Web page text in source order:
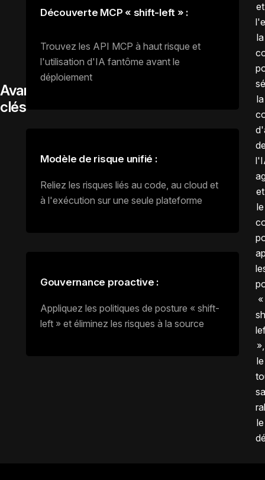
Avantages
clés
Découverte MCP « shift-left » :
Trouvez les API MCP à haut risque et
l'utilisation d'IA fantôme avant le
déploiement
Modèle de risque unifié :
Reliez les risques liés au code, au cloud et
à l'exécution sur une seule plateforme
Gouvernance proactive :
Appliquez les politiques de posture « shift-
left » et éliminez les risques à la source
et
la
la
et
le
«
»,
le
le